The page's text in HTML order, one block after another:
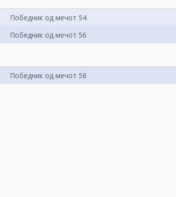
Победник од мечот 54
Победник од мечот 56
Победник од мечот 58